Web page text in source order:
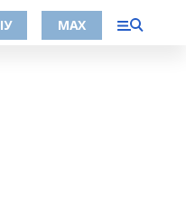
МАХ